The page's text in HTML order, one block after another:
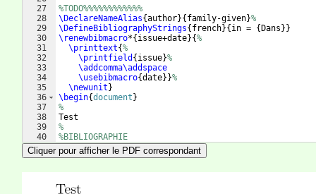
27
28
29
30
31
32
33
34
35
36
37
38
39
40
41
%TODO%%%%%%%%%%%%
\DeclareNameAlias{author}{ family-given}%
\DefineBibliographyStrings{ french}{ in = { Dans }}
\renewbibmacro*{ issue+date}{%
\printtext{%
\printfield { issue}%
\addcomma\addspace
\usebibmacro{date}}%
\newunit }
\begin{document }
%
Test
%
%BIBLIOGRAPHIE
%
Cliquer pour afficher le PDF correspondant